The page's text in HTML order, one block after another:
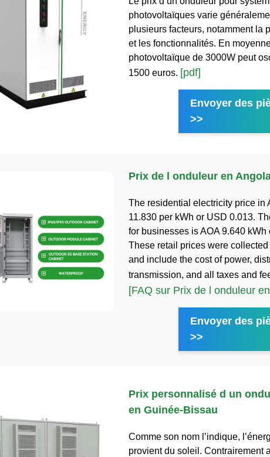
photovoltaïques varie
plusieurs facteurs, notamment la
et les fonctionnalités. En
photovoltaïque de 3000W peut
1500 euros. [pdf]
Envoyer des
>>
Prix de l onduleur en
The residential electricity price in
11.830 per kWh or USD 0.013.
for businesses is AOA 9.640 kWh
These retail prices were
and include the cost of power,
transmission, and all taxes and
[FAQ sur Prix de l onduleur
Envoyer des
>>
Prix personnalisé d un
en Guinée-Bissau
Comme son nom l’indique,
provient du soleil. Contrairement